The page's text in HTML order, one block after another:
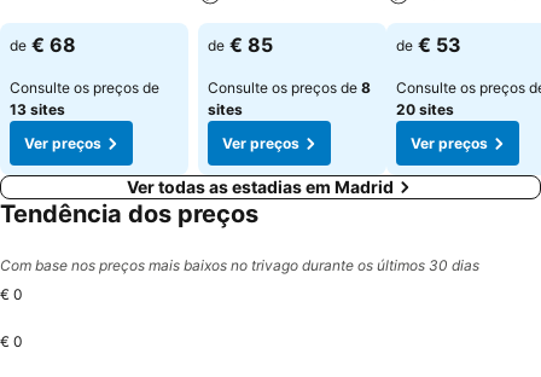
de € 68
Consulte os preços de
13 sites
Ver preços
de € 85
Consulte os preços de 8
sites
Ver preços
de € 53
Consulte os preços
20 sites
Ver preços
Ver todas as estadias em Madrid
Tendência dos preços
Com base nos preços mais baixos no trivago durante os últimos 30 dias
€ 0
€ 0